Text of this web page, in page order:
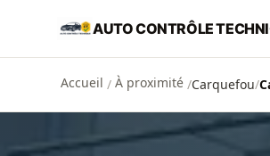
Aller au contenu principal
AUTO CONTRÔLE
Accueil / À proximité /Carquefou/